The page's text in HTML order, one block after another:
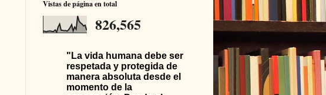
Vistas de página en total
826,565
"La vida humana debe ser
respetada y protegida de
manera absoluta desde el
momento de la